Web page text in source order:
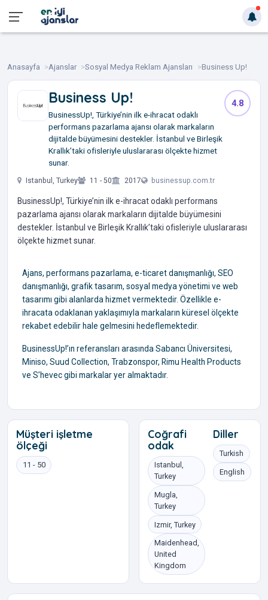
Anasayfa Ajanslar Sosyal Medya Reklam Ajansları Business Up!
Business Up!
BusinessUp!, Türkiye’nin ilk e-ihracat odaklı
performans pazarlama ajansı olarak markaların
dijitalde büyümesini destekler. İstanbul ve Birleşik
Krallık’taki ofisleriyle uluslararası ölçekte hizmet
sunar.
4.8
Istanbul, Turkey 11 - 50 2017 businessup.com.tr
BusinessUp!, Türkiye’nin ilk e-ihracat odaklı performans
pazarlama ajansı olarak markaların dijitalde büyümesini
destekler. İstanbul ve Birleşik Krallık’taki ofisleriyle uluslararası
ölçekte hizmet sunar.
Ajans, performans pazarlama, e-ticaret danışmanlığı, SEO
danışmanlığı, grafik tasarım, sosyal medya yönetimi ve web
tasarımı gibi alanlarda hizmet vermektedir. Özellikle e-
ihracata odaklanan yaklaşımıyla markaların küresel ölçekte
rekabet edebilir hale gelmesini hedeflemektedir.
BusinessUp!’ın referansları arasında Sabancı Üniversitesi,
Miniso, Suud Collection, Trabzonspor, Rimu Health Products
ve S’hevec gibi markalar yer almaktadır.
Müşteri işletme
ölçeği
11 - 50
Coğrafi
odak
Istanbul,
Turkey
Mugla,
Turkey
Izmir, Turkey
Maidenhead,
United
Kingdom
Diller
Turkish
English